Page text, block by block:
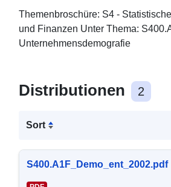
Themenbroschüre: S4 -
und Finanzen Unter Thema:
Unternehmensdemografie
Distributionen 2
Sort
S400.A1F_Demo_ent_2002.pdf